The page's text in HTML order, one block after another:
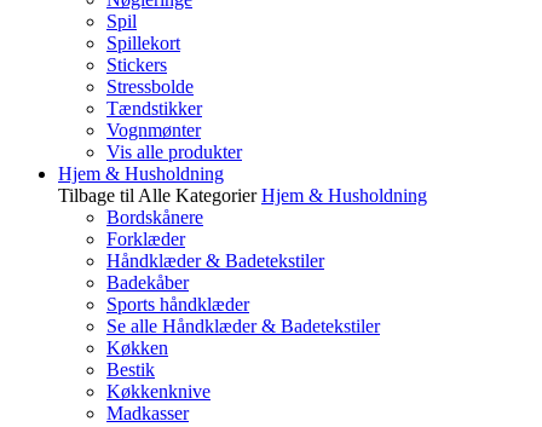
Spil
Spillekort
Stickers
Stressbolde
Tændstikker
Vognmønter
Vis alle produkter
Hjem & Husholdning
Tilbage til Alle Kategorier Hjem & Husholdning
Bordskånere
Forklæder
Håndklæder & Badetekstiler
Badekåber
Sports håndklæder
Se alle Håndklæder & Badetekstiler
Køkken
Bestik
Køkkenknive
Madkasser